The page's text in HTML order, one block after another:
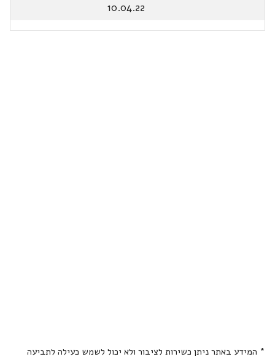
10.04.22
* המידע באתר ניתן כשירות לציבור ולא יכול לשמש כעילה לתביעה